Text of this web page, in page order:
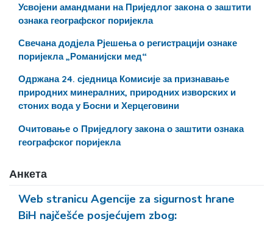
Усвојени амандмани на Приједлог закона о заштити
ознака географског поријекла
Свечана додјела Рјешења о регистрацији ознаке
поријекла „Романијски мед“
Одржана 24. сједница Комисије за признавање
природних минералних, природних изворских и
стоних вода у Босни и Херцеговини
Очитовање o Приједлогу закона о заштити ознака
географског поријекла
Анкета
Web stranicu Agencije za sigurnost hrane
BiH najčešće posjećujem zbog: